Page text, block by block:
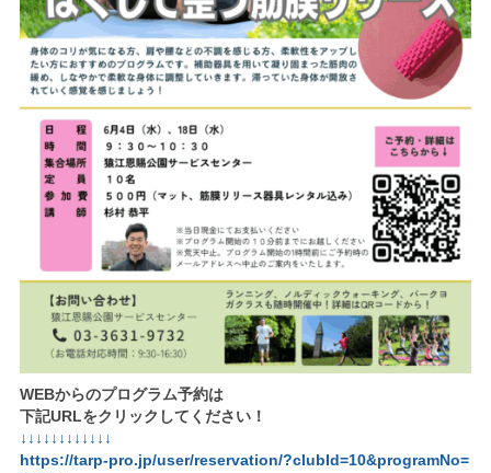
WEBからのプログラム予約は
下記URLをクリックしてください！
↓↓↓↓↓↓↓↓↓↓↓↓
https://tarp-pro.jp/user/reservation/?clubId=10&programNo=